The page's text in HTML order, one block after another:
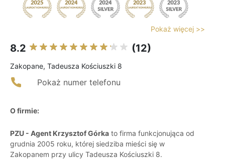
Pokaż więcej >>
8.2 (12)
Zakopane, Tadeusza Kościuszki 8
Pokaż numer telefonu
O firmie:
PZU - Agent Krzysztof Górka to firma funkcjonująca od
grudnia 2005 roku, której siedziba mieści się w
Zakopanem przy ulicy Tadeusza Kościuszki 8.